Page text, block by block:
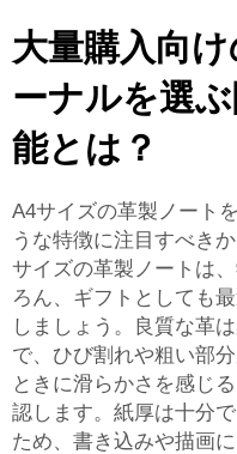
大量購入向
ーナルを選
能とは？
A4サイズの革製ノート
うな特徴に注目すべき
サイズの革製ノートは
ろん、ギフトとしても
しましょう。良質な革
で、ひび割れや粗い部
ときに滑らかさを感じ
認します。紙厚は十分
ため、書き込みや描画